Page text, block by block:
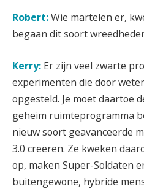
Robert:Wie martelen er,
begaan dit soort
Kerry: Er zijn veel zwarte
experimenten die door
opgesteld. Je moet daartoe
geheim ruimteprogramma
nieuw soort geavanceerde
3.0 creëren. Ze kweken
op, maken Super-Soldaten
buitengewone, hybride